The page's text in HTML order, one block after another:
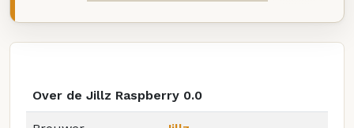
Over de Jillz Raspberry 0.0